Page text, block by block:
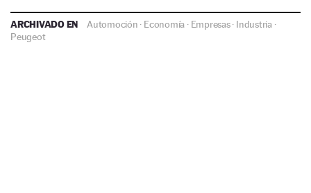
ARCHIVADO EN Automoción · Economía · Empresas· Industria·
Peugeot